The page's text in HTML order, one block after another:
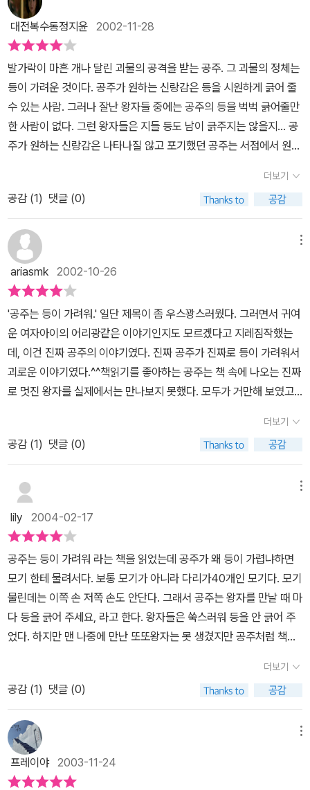
취 공주가 좋아하는 스타일과 내가 좋아하는 스타일을 비교하며 책을
읽을수 있다. 초등학교 2~3학년 아이들에게 읽히면 좋은 책이다.
대전복수동정지윤 2002-11-28
발가락이 마흔 개나 달린 괴물의 공격을 받는 공주. 그 괴물의 정체는
등이 가려운 것이다. 공주가 원하는 신랑감은 등을 시원하게 긁어 줄
수 있는 사람. 그러나 잘난 왕자들 중에는 공주의 등을 벅벅 긁어줄만
한 사람이 없다. 그런 왕자들은 지들 등도 남이 긁주지는 않을지... 공
주가 원하는 신랑감은 나타나질 않고 포기했던 공주는 서점에서 원하
은 공주와 생각이 같고 뜻이 같고 같은 가치관을 가진 사람을 뜻하는
것이 아닐까 싶다. 외적인 조건보다는 나와 같은 눈으로 세상을 바라
보는 사람을 만나는 것이 중요하다는 내용이라는 생각이 든다. 놀부
마누라에게는 놀부가 최고의 신랑감일테니 말이다. 초록은 동색이고
제눈에 안경이라는 말이 생각난다. 나와 같은 가치관을 가진 사람을
만나는 것, 세상을 사는데 정말 중요한 일이라는 생각이 든다.
더보기
공감 (1) 댓글 (0)
ariasmk 2002-10-26
'공주는 등이 가려워.' 일단 제목이 좀 우스꽝스러웠다. 그러면서 귀여
운 여자아이의 어리광같은 이야기인지도 모르겠다고 지레짐작했는
데, 이건 진짜 공주의 이야기였다. 진짜 공주가 진짜로 등이 가려워서
괴로운 이야기였다.^^책읽기를 좋아하는 공주는 책 속에 나오는 진짜
로 멋진 왕자를 실제에서는 만나보지 못했다. 모두가 거만해 보였고
을 하는데, 공주에게 심각한 문제가 생겼다. 등이 가려운 것이다. 그런
데 아무리해도 손이 닿지 않았다. 얼마나 괴로웠던지, 공주는 자기의
등을 시원하게 긁어 줄 수 있는 왕자라면 무조건 좋다고 생각했다. 그
러나 그건 간단한 문제가 아니었다. 여러 왕자를 만나봤지만, 누구도
공주의 등을 긁어 주려고 하지 않는 것이었다. 그 이유도 가지가지였
다. 모두들 자기 나름대로의 잣대대로, 자기의 기준대로, 자기의 방식
대로 하려고 하였다. 아무도 공주가 가장 필요로 하는 걸 공주의 방식
대로 하려 들지 않았다. 그런데 어느날 공주의 등을 시원하게 긁어 주
는 왕자가 나타났다. 그는 공주가 말하자말자 단박에 아주 시원하게
긁어준 것이었다. 이런저런 조건도 없이... 그런데 그런데... 공주는 자
신의 등만 시원하게 긁어 주면 다른 건 아무 상관도 없다고 생각했는
데, 등이시원해지고 나서 그 왕자를 바라보니, 그 왕자는 너무나 멍청
했다. 공주가 좋아하는 책읽기를 싫어하는 것이었다. 이건 아니야! 공
주는 충격을 받았다. 자신의 등은 시원하게 긁어 주지만, 자신과 전혀
도 공주의 등은 여전히 가려웠던 것이다. 어쩌면 좋을까?그러다가 공
주는 자신처럼 책을 사랑하는 왕자를 만났다. 그 왕자를 만나면서 비
로소 공주는 행복함을 느꼈다. 그래서 그 왕자에게 자신의 등을 긁어
달라고 했다. 물론 그 왕자는 공주의 등을 정성을 다해 긁어 주었지만,
더보기
공감 (1) 댓글 (0)
lily 2004-02-17
공주는 등이 가려워 라는 책을 읽었는데 공주가 왜 등이 가렵냐하면
모기 한테 물려서다. 보통 모기가 아니라 다리가40개인 모기다. 모기
물린데는 이쪽 손 저쪽 손도 안단다. 그래서 공주는 왕자를 만날 때 마
다 등을 긁어 주세요, 라고 한다. 왕자들은 쑥스러워 등을 안 긁어 주
었다. 하지만 맨 나중에 만난 또또왕자는 못 생겼지만 공주처럼 책도
더보기
공감 (1) 댓글 (0)
프레이야2003-11-24